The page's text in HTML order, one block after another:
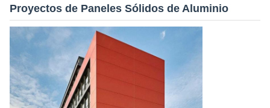
Proyectos de Paneles Sólidos de Aluminio